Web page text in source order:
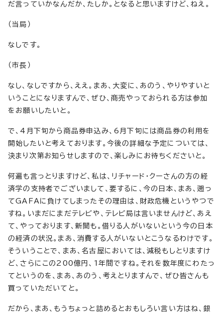
だ言っていかなんだか、たしか。となると思いますけど、ねえ。
（当局）
なしです。
（市長）
なし、なしですから、ええ。まあ、大変に、あのう、やりやすいと
いうことになりますんで、ぜひ、商売やっておられる方は参加
をお願いしたいと。
で、4月下旬から商品券申込み、6月下旬には商品券の利用を
開始したいと考えております。今後の詳細な予定については、
決まり次第お知らせしますので、楽しみにお待ちくださいと。
何遍も言っとりますけど、私は、リチャード・クーさんの方の経
済学の支持者でございまして、要するに、今の日本、まあ、遡っ
てGAFAに負けてしまったその理由は、財政危機というやつで
すね。いまだにまだテレビや、テレビ局は言いませんけど、あえ
て、やっております、新聞も。借りる人がいないという今の日本
の経済の状況。まあ、消費する人がいないとこうなるわけです。
そういうことで、まあ、名古屋においては、減税もしとりますけ
ど、さらにこの200億円、1年間ですね。それを数年度にわたっ
てというのを、まあ、あのう、考えとりますんで、ぜひ皆さんも
買っていただいてと。
だから、まあ、もうちょっと詰めるとおもしろい言い方はね、銀